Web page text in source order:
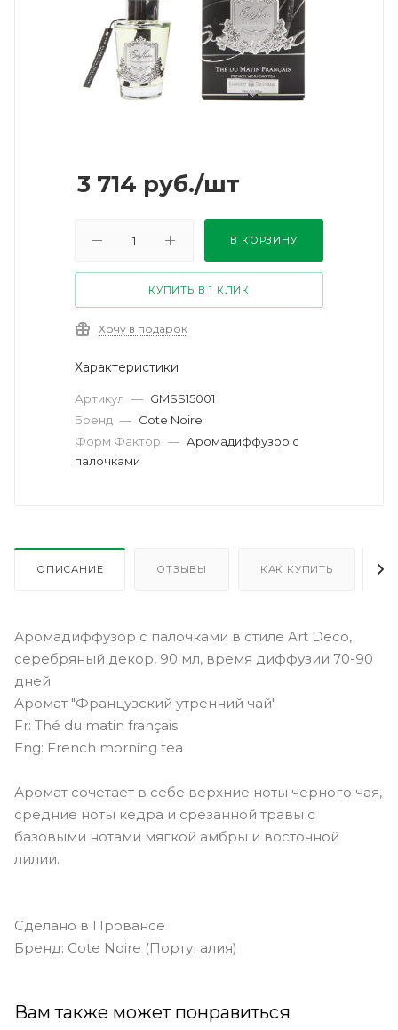
3 714 руб./шт
В КОРЗИНУ
КУПИТЬ В 1 КЛИК
Хочу в подарок
Характеристики
Артикул — GMSS15001
Бренд — Cote Noire
Форм Фактор — Аромадиффузор с
палочками
ОПИСАНИЕ ОТЗЫВЫ КАК КУПИТЬ
Аромадиффузор с палочками в стиле Art Deco,
серебряный декор, 90 мл, время диффузии 70-90
дней
Аромат "Французский утренний чай"
Fr: Thé du matin français
Eng: French morning tea
Аромат сочетает в себе верхние ноты черного чая,
средние ноты кедра и срезанной травы с
базовыми нотами мягкой амбры и восточной
лилии.
Сделано в Провансе
Бренд: Cote Noire (Португалия)
Вам также может понравиться